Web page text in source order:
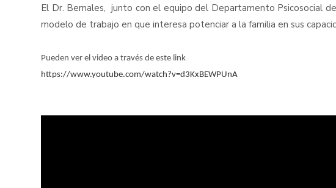
El Dr. Bernales, junto con el equipo del Departamento Psicosocial
modelo de trabajo en que interesa potenciar a la familia en sus
Pueden ver el video a través de este link
https://www.youtube.com/watch?v=d3KxBEWPUnA